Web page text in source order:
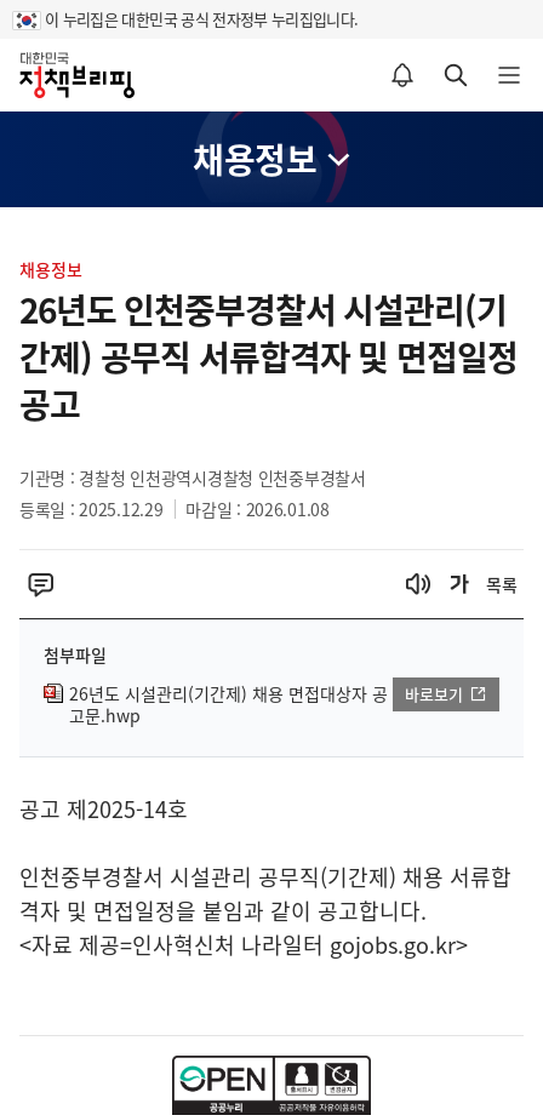
이 누리집은 대한민국 공식 전자정부 누리집입니다.
홈
알림설정 바로가기 검색 바로가기 메뉴 열기
채용정보
텐
츠
영
역
채용정보
26년도 인천중부경찰서 시설관리(기
간제) 공무직 서류합격자 및 면접일정
공고
기관명 : 경찰청 인천광역시경찰청 인천중부경찰서
등록일 : 2025.12.29
마감일 : 2026.01.08
목록
첨부파일
26년도 시설관리(기간제) 채용 면접대상자 공
고문.hwp
바로보기
공고 제2025-14호
인천중부경찰서 시설관리 공무직(기간제) 채용 서류합
격자 및 면접일정을 붙임과 같이 공고합니다.
<자료 제공=인사혁신처 나라일터 gojobs.go.kr>